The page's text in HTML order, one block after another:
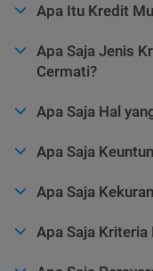
Apa Itu Kredit
Apa Saja Jenis
Cermati?
Apa Saja Hal
Apa Saja
Apa Saja
Apa Saja Kriteria